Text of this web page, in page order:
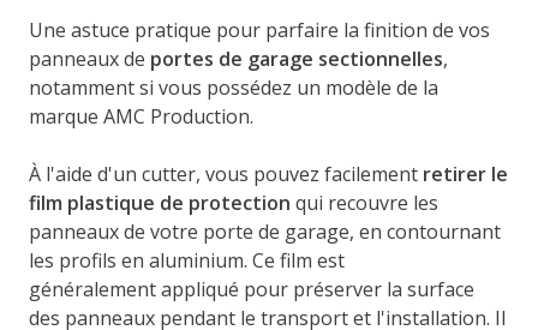
Une astuce pratique pour parfaire la finition de vos
panneaux de portes de garage sectionnelles,
notamment si vous possédez un modèle de la
marque AMC Production.
À l'aide d'un cutter, vous pouvez facilement retirer le
film plastique de protection qui recouvre les
panneaux de votre porte de garage, en contournant
les profils en aluminium. Ce film est
généralement appliqué pour préserver la surface
des panneaux pendant le transport et l'installation. Il